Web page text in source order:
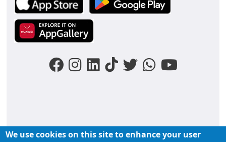
Image
FOOTER MENU
We use cookies on this site to enhance your user